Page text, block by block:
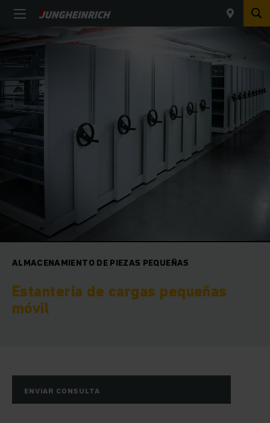
ALMACENAMIENTO DE PIEZAS PEQUEÑAS
Estantería de cargas pequeñas
móvil
ENVIAR CONSULTA